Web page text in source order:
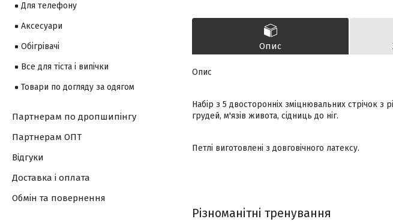
Опис
Опис
Набір з 5 двосторонніх зміцнювальних стрічок з
грудей, м'язів живота, сідниць до ніг.
Петлі виготовлені з довговічного латексу.
Різноманітні тренування
Для телефону
Аксесуари
Обігрівачі
Все для тіста і випічки
Товари по догляду за одягом
Партнерам по дропшипінгу
Партнерам ОПТ
Відгуки
Доставка і оплата
Обмін та повернення